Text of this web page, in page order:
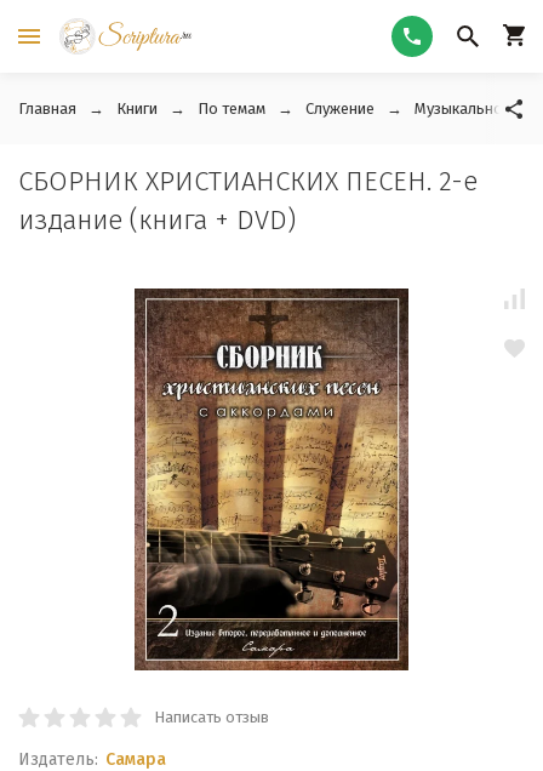
Главная Книги По темам Служение Музыкальное
СБОРНИК ХРИСТИАНСКИХ ПЕСЕН. 2-е
издание (книга + DVD)
Написать отзыв
Издатель: Самара